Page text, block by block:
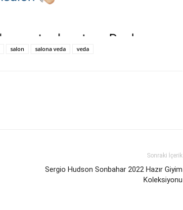
salon salona veda veda
Sonraki İçerik
Sergio Hudson Sonbahar 2022 Hazır Giyim
Koleksiyonu